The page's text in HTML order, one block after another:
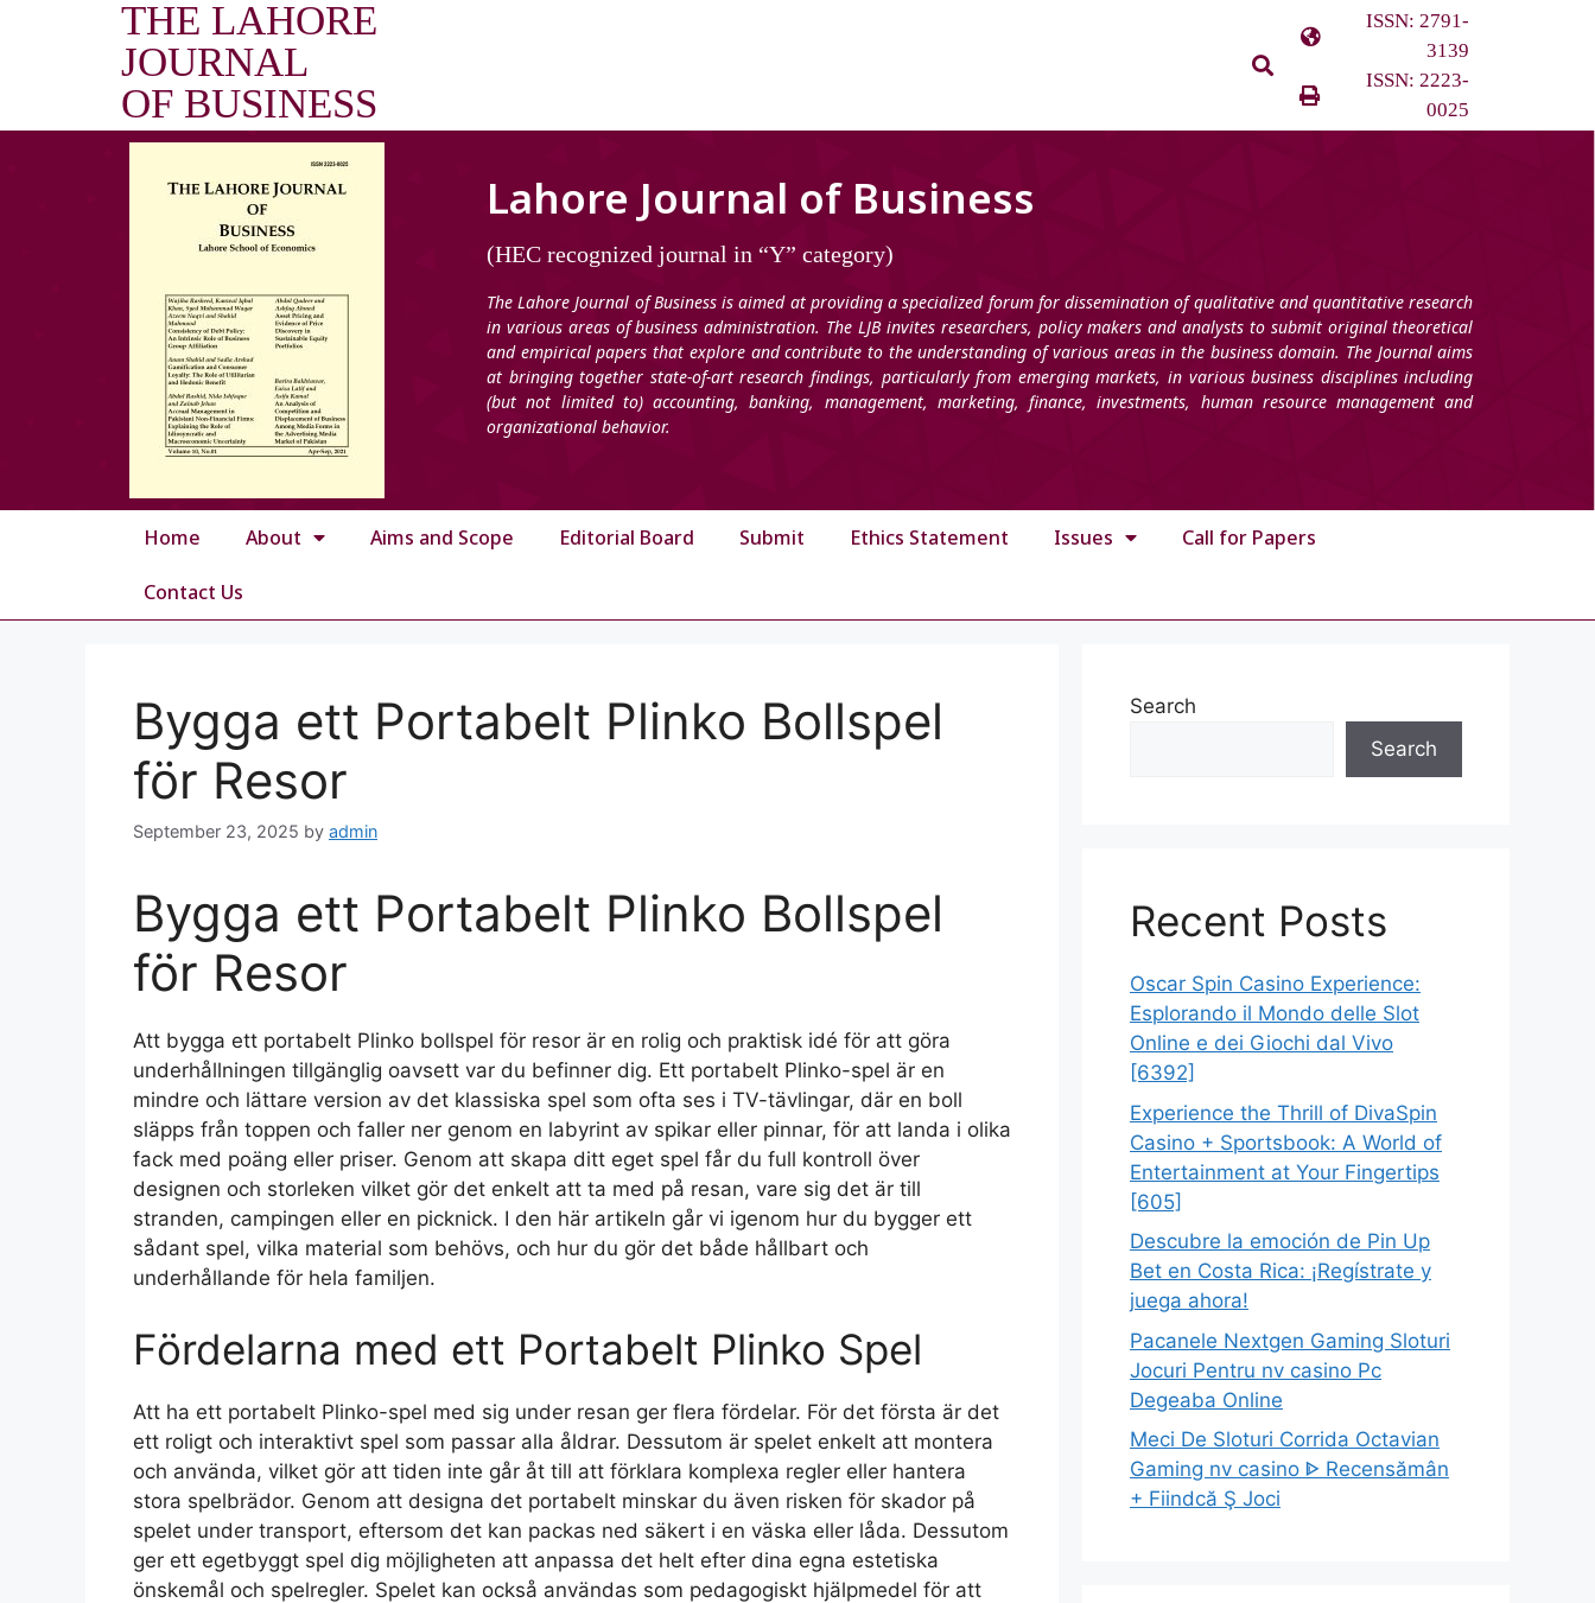
THE LAHORE
JOURNAL
OF BUSINESS
ISSN: 2791-
3139
ISSN: 2223-
0025
Lahore Journal of Business
(HEC recognized journal in “Y” category)
The Lahore Journal of Business is aimed at providing a specialized forum for dissemination of qualitative and quantitative research
in various areas of business administration. The LJB invites researchers, policy makers and analysts to submit original theoretical
and empirical papers that explore and contribute to the understanding of various areas in the business domain. The Journal aims
at bringing together state-of-art research findings, particularly from emerging markets, in various business disciplines including
(but not limited to) accounting, banking, management, marketing, finance, investments, human resource management and
organizational behavior.
Home About Aims and Scope Editorial Board Submit Ethics Statement Issues Call for Papers
Contact Us
Bygga ett Portabelt Plinko Bollspel
för Resor
September 23, 2025 by admin
Bygga ett Portabelt Plinko Bollspel
för Resor
Att bygga ett portabelt Plinko bollspel för resor är en rolig och praktisk idé för att göra
underhållningen tillgänglig oavsett var du befinner dig. Ett portabelt Plinko-spel är en
mindre och lättare version av det klassiska spel som ofta ses i TV-tävlingar, där en boll
släpps från toppen och faller ner genom en labyrint av spikar eller pinnar, för att landa i olika
fack med poäng eller priser. Genom att skapa ditt eget spel får du full kontroll över
designen och storleken vilket gör det enkelt att ta med på resan, vare sig det är till
stranden, campingen eller en picknick. I den här artikeln går vi igenom hur du bygger ett
sådant spel, vilka material som behövs, och hur du gör det både hållbart och
underhållande för hela familjen.
Fördelarna med ett Portabelt Plinko Spel
Att ha ett portabelt Plinko-spel med sig under resan ger flera fördelar. För det första är det
ett roligt och interaktivt spel som passar alla åldrar. Dessutom är spelet enkelt att montera
och använda, vilket gör att tiden inte går åt till att förklara komplexa regler eller hantera
stora spelbrädor. Genom att designa det portabelt minskar du även risken för skador på
spelet under transport, eftersom det kan packas ned säkert i en väska eller låda. Dessutom
ger ett egetbyggt spel dig möjligheten att anpassa det helt efter dina egna estetiska
önskemål och spelregler. Spelet kan också användas som pedagogiskt hjälpmedel för att
Search
Search
Recent Posts
Oscar Spin Casino Experience:
Esplorando il Mondo delle Slot
Online e dei Giochi dal Vivo
[6392]
Experience the Thrill of DivaSpin
Casino + Sportsbook: A World of
Entertainment at Your Fingertips
[605]
Descubre la emoción de Pin Up
Bet en Costa Rica: ¡Regístrate y
juega ahora!
Pacanele Nextgen Gaming Sloturi
Jocuri Pentru nv casino Pc
Degeaba Online
Meci De Sloturi Corrida Octavian
Gaming nv casino ᐈ Recensămân
+ Fiindcă Ş Joci